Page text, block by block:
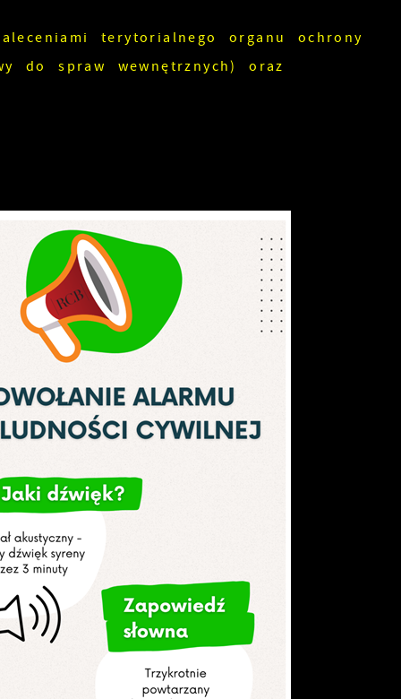
terytorialnego organu ochrony
do spraw wewnętrznych) oraz